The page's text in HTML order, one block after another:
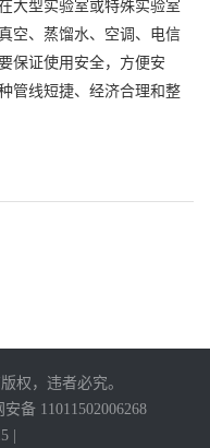
大型实验室或特殊实验室
空、蒸馏水、空调、电信
保证使用安全，方便安
管线短捷、经济合理和整
权，违者必究。
安备 11011502006268
|